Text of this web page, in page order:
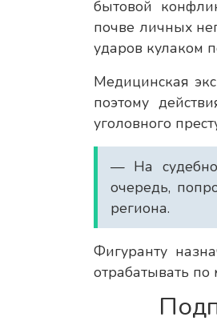
бытовой
почве личных
ударов кулаком
Медицинская
поэтому
уголовного
— На
очередь,
региона.
Фигуранту
отрабатывать по